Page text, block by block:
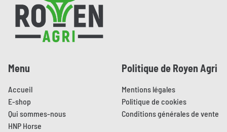
Menu
Accueil
E-shop
Qui sommes-nous
HNP Horse
Politique de Royen Agri
Mentions légales
Politique de cookies
Conditions générales de vente